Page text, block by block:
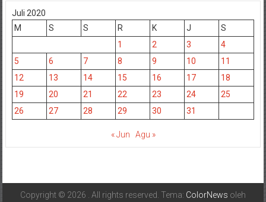
Juli 2020
M
S S R K J
S
1
2 3
4
5
6 7 8 9 10
11
12
13 14 15 16 17
18
19
20 21 22 23 24
25
26
27 28 29 30 31
« Jun Agu »
Copyright © 2026 . All rights reserved. Tema: ColorNews oleh